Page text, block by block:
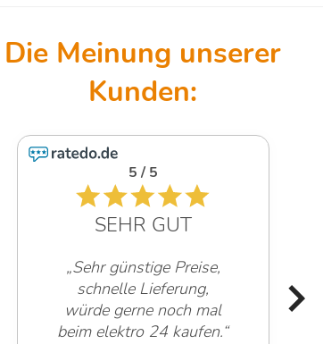
4.6 / 5
„Sehr freundliche
Mitarbeiter!“